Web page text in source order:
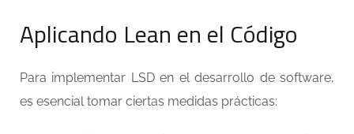
Aplicando Lean en el Código
Para implementar LSD en el desarrollo de software,
es esencial tomar ciertas medidas prácticas: